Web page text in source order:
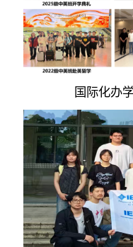
国际化办